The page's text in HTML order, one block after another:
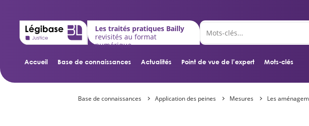
Accueil Base de connaissances Actualités Point de vue de l’expert Mots-clés
Les traités pratiques Bailly
revisités au format
numérique
Base de connaissances Application des peines Mesures Les